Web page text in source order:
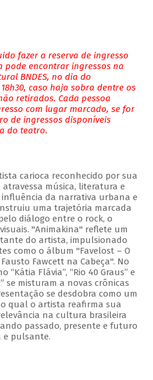
fazer a reserva de ingresso
pode encontrar ingressos na
BNDES, no dia do
caso haja sobra dentre os
retirados. Cada pessoa
com lugar marcado, se for
de ingressos disponíveis
do teatro.
carioca reconhecido por sua
música, literatura e
influência da narrativa urbana e
uma trajetória marcada
diálogo entre o rock, o
"Animakina" reflete um
do artista, impulsionado
como o álbum "Favelost – O
Fawcett na Cabeça". No
“Kátia Flávia”, “Rio 40 Graus” e
se misturam a novas crônicas
se desdobra como um
qual o artista reafirma sua
na cultura brasileira
passado, presente e futuro
e pulsante.